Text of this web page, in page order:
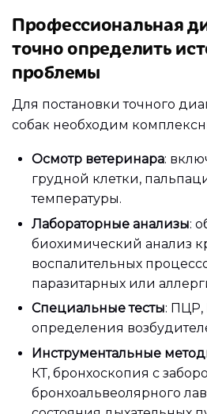
Профессиональная
точно определить
проблемы
Для постановки точного
собак необходим
Осмотр ветеринара:
грудной клетки,
температуры.
Лабораторные анализы:
биохимический анализ
воспалительных
паразитарных или
Специальные тесты:
определения
Инструментальные
КТ, бронхоскопия с
бронхоальвеолярного